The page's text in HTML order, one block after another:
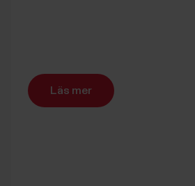
Läs mer